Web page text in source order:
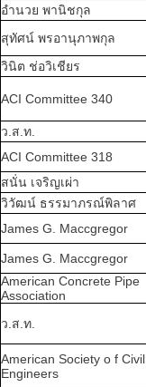
อำนวย พานิชกุล
สุทัศน์ พรอานุภาพกุล
วินิต ช่อวิเชียร
ACI Committee 340
ว.ส.ท.
ACI Committee 318
สนั่น เจริญเผ่า
วิวัฒน์ ธรรมาภรณ์พิลาศ
James G. Maccgregor
James G. Maccgregor
American Concrete Pipe
Association
ว.ส.ท.
American Society o f Civil
Engineers